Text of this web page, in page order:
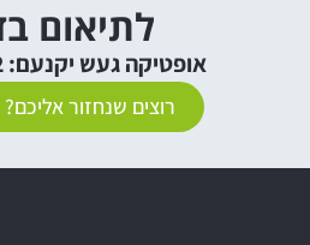
לתיאום
אופטיקה געש יקנעם: 073-3406222
רוצים שנחזור